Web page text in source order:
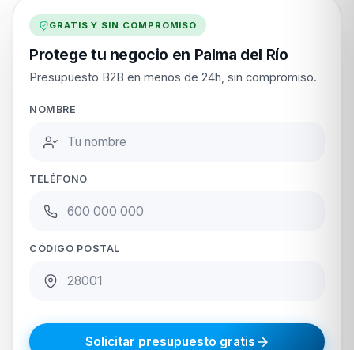
GRATIS Y SIN COMPROMISO
Protege tu negocio en Palma del Río
Presupuesto B2B en menos de 24h, sin compromiso.
NOMBRE
TELÉFONO
CÓDIGO POSTAL
Solicitar presupuesto gratis